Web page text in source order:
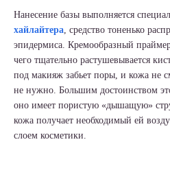
Нанесение базы выполняется
хайлайтера , средство тоненько
эпидермиса. Кремообразный
чего тщательно растушевывается
под макияж забьет поры, и кожа не
не нужно. Большим достоинством
оно имеет пористую «дышащую»
кожа получает необходимый ей
слоем косметики.